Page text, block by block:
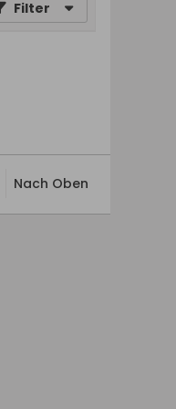
Filter
Nach Oben